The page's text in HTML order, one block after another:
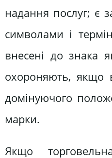
надання послуг; є
символами і
внесені до знака
охороняють, якщо
домінуючого
марки.
Якщо